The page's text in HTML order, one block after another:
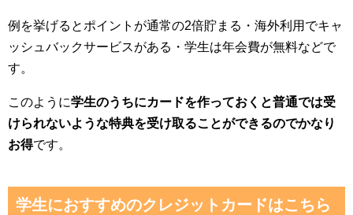
例を挙げるとポイントが通常の2倍貯まる・海外利用でキャ
ッシュバックサービスがある・学生は年会費が無料などで
す。
このように学生のうちにカードを作っておくと普通では受
けられないような特典を受け取ることができるのでかなり
お得です。
学生におすすめのクレジットカードはこちら